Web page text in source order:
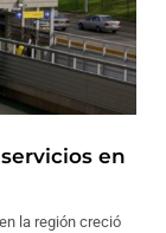
en
la región creció